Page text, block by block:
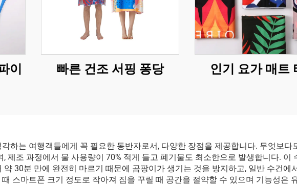
이
빠른 건조 서핑 퐁당 인기 요가 매트
하는 여행객들에게 꼭 필요한 동반자로서, 다양한 장점을 제공합니다. 무엇보
제조 과정에서 물 사용량이 70% 적게 들고 폐기물도 최소한으로 발생합니다.
약 30분 만에 완전히 마르기 때문에 곰팡이가 생기는 것을 방지하고, 일반 수건
스마트폰 크기 정도로 작아져 짐을 꾸릴 때 공간을 절약할 수 있으며 기능성은